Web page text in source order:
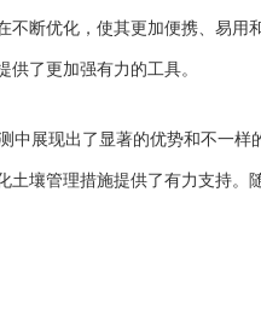
断优化，使其更加便携、易用
了更加强有力的工具。
中展现出了显著的优势和不一
壤管理措施提供了有力支持